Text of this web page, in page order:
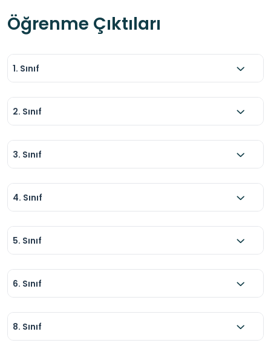
Öğrenme Çıktıları
1. Sınıf
2. Sınıf
3. Sınıf
4. Sınıf
5. Sınıf
6. Sınıf
8. Sınıf